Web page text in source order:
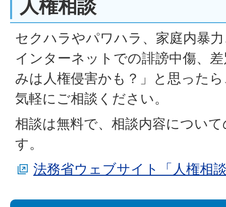
人権相談
セクハラやパワハラ、家庭内暴
インターネットでの誹謗中傷、
みは人権侵害かも？」と思った
気軽にご相談ください。
相談は無料で、相談内容につい
す。
法務省ウェブサイト「人権相